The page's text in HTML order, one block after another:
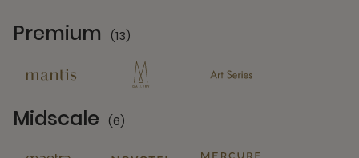
Premium (13)
Midscale (6)